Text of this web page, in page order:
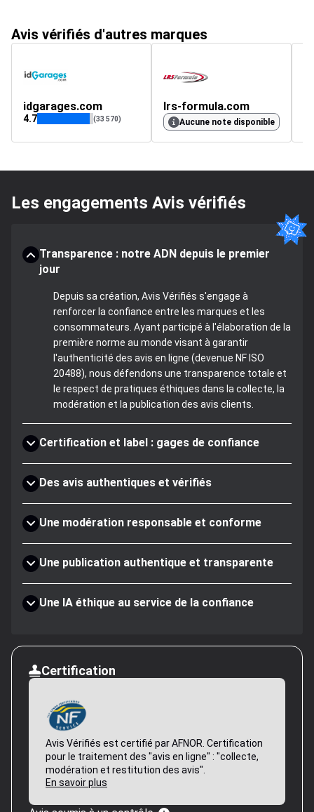
Avis vérifiés d'autres marques
idgarages.com
4.7 (33 570)
lrs-formula.com
Aucune note disponible
Les engagements Avis vérifiés
Transparence : notre ADN depuis le premier
jour
Depuis sa création, Avis Vérifiés s'engage à
renforcer la confiance entre les marques et les
consommateurs. Ayant participé à l'élaboration de la
première norme au monde visant à garantir
l'authenticité des avis en ligne (devenue NF ISO
20488), nous défendons une transparence totale et
le respect de pratiques éthiques dans la collecte, la
modération et la publication des avis clients.
Certification et label : gages de confiance
Des avis authentiques et vérifiés
Une modération responsable et conforme
Une publication authentique et transparente
Une IA éthique au service de la confiance
Certification
Avis Vérifiés est certifié par AFNOR. Certification
pour le traitement des "avis en ligne" : "collecte,
modération et restitution des avis".
En savoir plus